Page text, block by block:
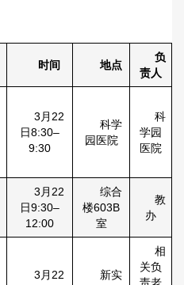
时间 地点
负
责人
3月22
日8:30–
9:30
科学
园医院
科
学园
医院
3月22
日9:30–
12:00
综合
楼603B
室
教
办
3月22
新实
相
关负